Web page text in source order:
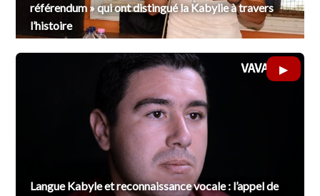
référendum » qui ont distingué la Kabylie à travers
l’histoire
Langue Kabyle et reconnaissance vocale : l’appel de